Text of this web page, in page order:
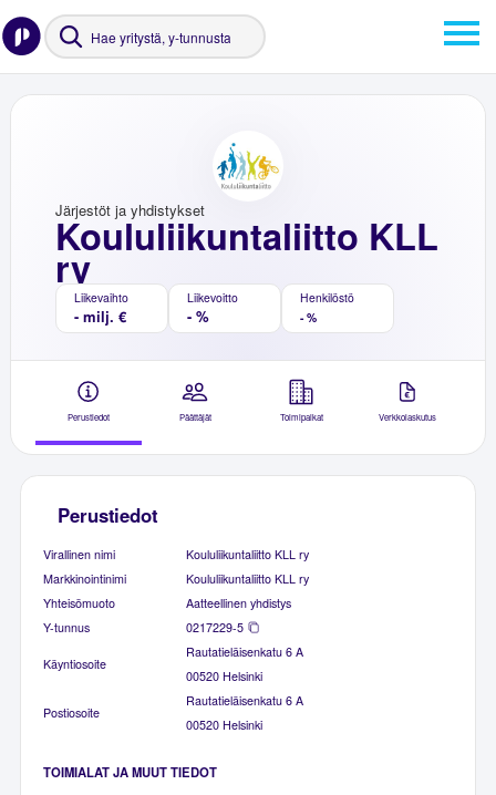
Koululiikuntaliitto KLL
ry
Järjestöt ja yhdistykset
Liikevaihto
- milj. €
Liikevoitto
- %
Henkilöstö
- %
Perustiedot Päättäjät Toimipaikat Verkkolaskutus
Perustiedot
Virallinen nimi
Koululiikuntaliitto KLL ry
Markkinointinimi
Koululiikuntaliitto KLL ry
Yhteisömuoto
Aatteellinen yhdistys
Y-tunnus
0217229-5
Käyntiosoite
Rautatieläisenkatu 6 A
00520 Helsinki
Postiosoite
Rautatieläisenkatu 6 A
00520 Helsinki
TOIMIALAT JA MUUT TIEDOT